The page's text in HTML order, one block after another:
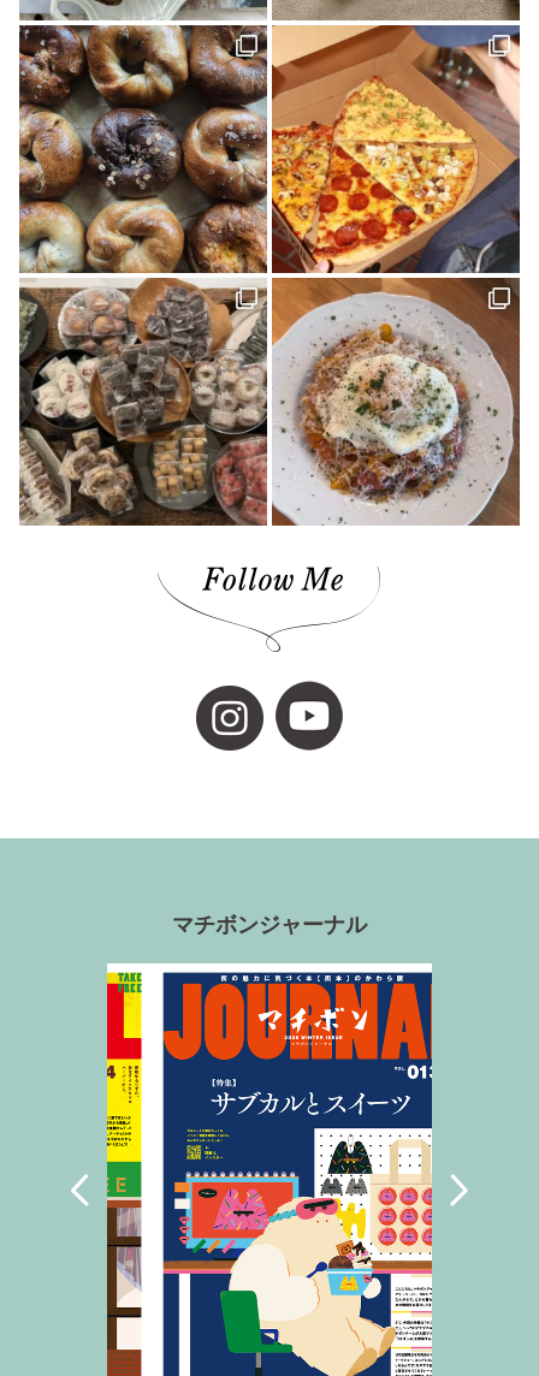
西予(1)
山の学び舎 古岩屋(1) KURASU(1)
ジビエ料理(1)
スパイス探訪(2)
ギフト(3)
タグを削除: YODOSENサポーター YODOSENサポーター(1)
ほわいとファーム(4)
マルシェ(9) 隠れ家カフェ(1)
MACCHI(1)
愛媛のイイモノを探しに！(2)
石本藤雄(1) 愛媛県(1)
ヒロ建設工業(4)
岡村島(3)
民藝(3) アーキテクト工房 Pure(2)
素敵な暮らしを訪ねて(1)
プレゼント(1)
予土線(1) アイス(1) VOL.09(2)
パン屋(2)
mayudama(1)
大洲市(1) 砥部焼(2)
愛媛社会福祉協議会(1)
愛媛デザイナーズハウス(9)
今治市(3) 観光(4) 先進医療(1)
VOL.06(1)
本(7)
予土線駅前マルシェ(1) アイスクリーム(1) 80年代(2)
第二弾(2)
おそとごはん(1)
大街道(1) forkids(1)
福祉(1)
技と心でつくるみかんジュース(1)
愛媛さくらひめシリーズ(1)
歴史(2)
cocochi 藤岡萬建設(1)
内原 由季さん(1) 本の轍(7)
佐田岬半島(1)
スイーツ(4)
昭和レトロ(2) 店(1) マチボン for kids vol.02(1)
工芸(1)
お弁当(1)
みかん(1) 濵田農園(1) 日本酒(1)
グランピング(1)
大膳歯科医院(2)
暖炉のある暮らし(1) 子育て世代(1)
お出かけ(1)
ロールケーキ(1)
柑橘(1) 生活道具(1) ミロコカフェ(1)
松山市(26)
ライフスタイル(1)
愛媛みかん(1)
無添加ジュース「きわみ」(1)
ほろよいフェスタ2023(1)
霧の森・高原(1)
しまのぱんかふぇ tetote(1)
マチボンジャーナル